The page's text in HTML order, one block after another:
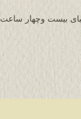
بيست وچهار ساعت